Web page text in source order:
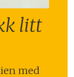
litt
med